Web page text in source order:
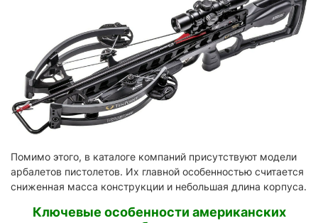
Помимо этого, в каталоге компаний присутствуют модели
арбалетов пистолетов. Их главной особенностью считается
сниженная масса конструкции и небольшая длина корпуса.
Ключевые особенности американских